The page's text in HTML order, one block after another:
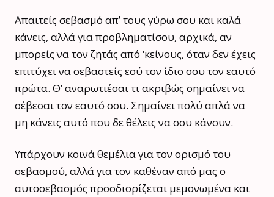
Απαιτείς σεβασμό απ’ τους γύρω σου και καλά
κάνεις, αλλά για προβληματίσου, αρχικά, αν
μπορείς να τον ζητάς από ‘κείνους, όταν δεν έχεις
επιτύχει να σεβαστείς εσύ τον ίδιο σου τον εαυτό
πρώτα. Θ’ αναρωτιέσαι τι ακριβώς σημαίνει να
σέβεσαι τον εαυτό σου. Σημαίνει πολύ απλά να
μη κάνεις αυτό που δε θέλεις να σου κάνουν.
Υπάρχουν κοινά θεμέλια για τον ορισμό του
σεβασμού, αλλά για τον καθέναν από μας ο
αυτοσεβασμός προσδιορίζεται μεμονωμένα και